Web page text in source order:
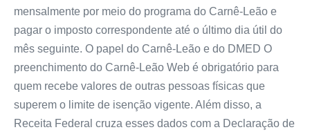
mensalmente por meio do programa do Carnê-Leão e
pagar o imposto correspondente até o último dia útil do
mês seguinte. O papel do Carnê-Leão e do DMED O
preenchimento do Carnê-Leão Web é obrigatório para
quem recebe valores de outras pessoas físicas que
superem o limite de isenção vigente. Além disso, a
Receita Federal cruza esses dados com a Declaração de